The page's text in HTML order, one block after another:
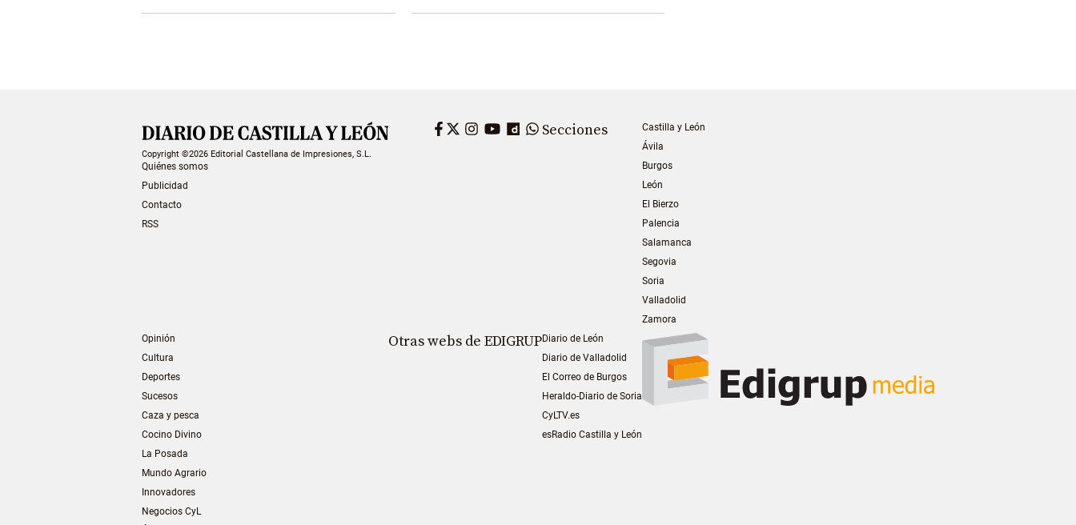
Copyright ©2026 Editorial Castellana de Impresiones, S.L.
Quiénes somos
Publicidad
Contacto
RSS
Facebook
Twitter
Instagram
YouTube
Dailymotion
WhatsApp
Secciones
Castilla y León
Ávila
Burgos
León
El Bierzo
Palencia
Salamanca
Segovia
Soria
Valladolid
Zamora
Opinión
Cultura
Deportes
Sucesos
Caza y pesca
Cocino Divino
La Posada
Mundo Agrario
Innovadores
Negocios CyL
Otras webs de EDIGRUPDiario de León
Diario de Valladolid
El Correo de Burgos
Heraldo-Diario de Soria
CyLTV.es
esRadio Castilla y León